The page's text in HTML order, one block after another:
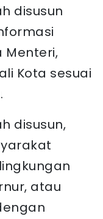
disusun
Menteri,
Kota sesuai
disusun,
atau